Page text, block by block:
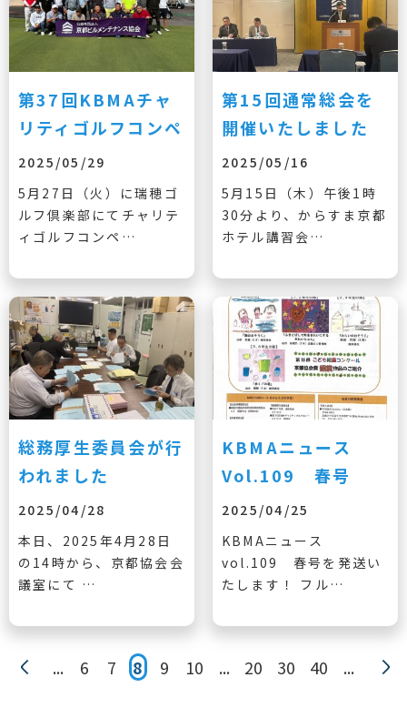
第37回KBMAチャ
リティゴルフコンペ
2025/05/29
5月27日（火）に瑞穂ゴ
ルフ倶楽部にてチャリテ
ィゴルフコンペ…
第15回通常総会を
開催いたしました
2025/05/16
5月15日（木）午後1時
30分より、からすま京都
ホテル講習会…
総務厚生委員会が行
われました
2025/04/28
本日、2025年4月28日
の14時から、京都協会会
議室にて …
KBMAニュース
Vol.109 春号
2025/04/25
KBMAニュース
vol.109 春号を発送い
たします！ フル…
« ... 6 7 8 9 10 ... 20 30 40 ... »